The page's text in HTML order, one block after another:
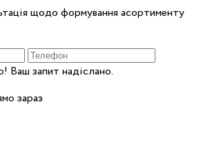
щодо формування асортименту
Ваш запит надіслано.
зараз